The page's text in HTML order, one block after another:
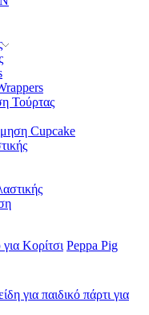
Τούρτας
Cupcake
Κορίτσι Peppa Pig